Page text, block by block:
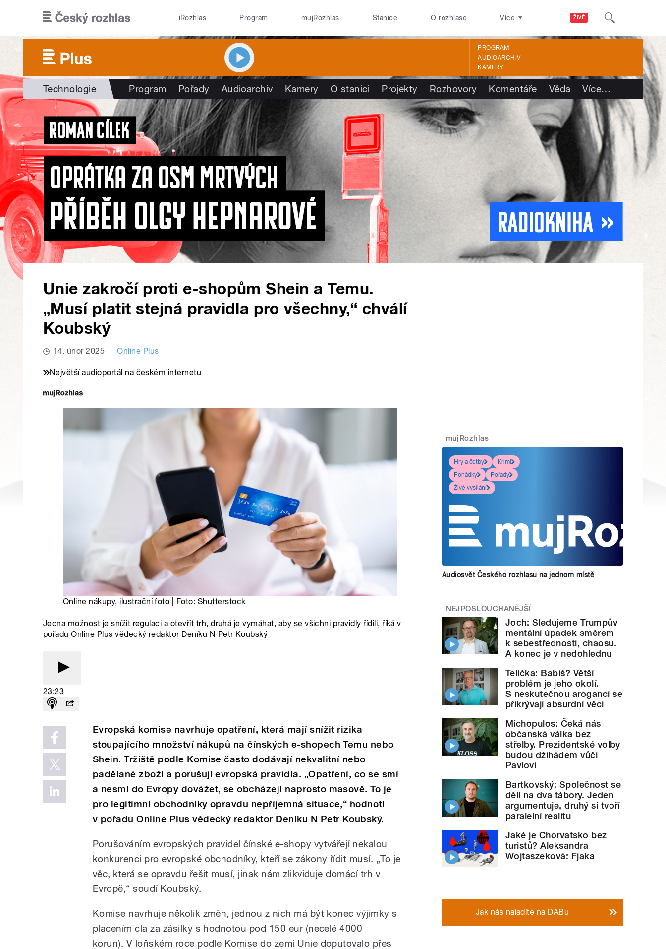
ŽIVĚ
iRozhlas Program mujRozhlas Stanice O rozhlase Více
PROGRAM
AUDIOARCHIV
KAMERY
Technologie Program Pořady Audioarchiv Kamery O stanici Projekty Rozhovory Komentáře Věda Více…
Unie zakročí proti e-shopům Shein a Temu.
„Musí platit stejná pravidla pro všechny,“ chválí
Koubský
14. únor 2025 Online Plus
Největší audioportál na českém internetu
Online nákupy, ilustrační foto | Foto: Shutterstock
Jedna možnost je snížit regulaci a otevřít trh, druhá je vymáhat, aby se všichni pravidly řídili, říká v
pořadu Online Plus vědecký redaktor Deníku N Petr Koubský
23:23
Evropská komise navrhuje opatření, která mají snížit rizika
stoupajícího množství nákupů na čínských e-shopech Temu nebo
Shein. Tržiště podle Komise často dodávají nekvalitní nebo
padělané zboží a porušují evropská pravidla. „Opatření, co se smí
a nesmí do Evropy dovážet, se obcházejí naprosto masově. To je
pro legitimní obchodníky opravdu nepříjemná situace,“ hodnotí
v pořadu Online Plus vědecký redaktor Deníku N Petr Koubský.
Porušováním evropských pravidel čínské e-shopy vytvářejí nekalou
konkurenci pro evropské obchodníky, kteří se zákony řídit musí. „To je
věc, která se opravdu řešit musí, jinak nám zlikviduje domácí trh v
Evropě,“ soudí Koubský.
Komise navrhuje několik změn, jednou z nich má být konec výjimky s
placením cla za zásilky s hodnotou pod 150 eur (necelé 4000
korun). V loňském roce podle Komise do zemí Unie doputovalo přes
mujRozhlas
Hry a četby
Krimi
Pohádky
Pořady
Živé vysílání
Audiosvět Českého rozhlasu na jednom místě
NEJPOSLOUCHANĚJŠÍ
Joch: Sledujeme Trumpův
mentální úpadek směrem
k sebestřednosti, chaosu.
A konec je v nedohlednu
Telička: Babiš? Větší
problém je jeho okolí.
S neskutečnou arogancí se
přikrývají absurdní věci
Michopulos: Čeká nás
občanská válka bez
střelby. Prezidentské volby
budou džihádem vůči
Pavlovi
Bartkovský: Společnost se
dělí na dva tábory. Jeden
argumentuje, druhý si tvoří
paralelní realitu
Jaké je Chorvatsko bez
turistů? Aleksandra
Wojtaszeková: Fjaka
Jak nás naladíte na DABu